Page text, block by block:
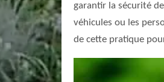
garantir la sécurité
véhicules ou les
de cette pratique